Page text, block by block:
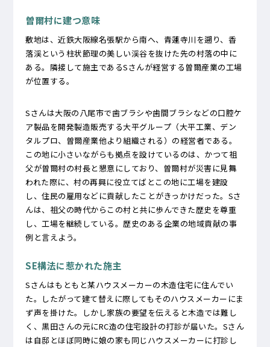
曽爾村に建つ意味
敷地は、近鉄大阪線名張駅から南へ、青蓮寺川を遡り、香
落渓という柱状節理の美しい渓谷を抜けた先の村落の中に
ある。隣接して施主であるSさんが経営する曽爾産業の工場
が位置する。
Sさんは大阪の八尾市で歯ブラシや歯間ブラシなどの口腔ケ
ア製品を開発製造販売する大平グループ（大平工業、デン
タルプロ、曽爾産業他より組織される）の経営者である。
この地に小さいながらも拠点を設けているのは、かつて祖
父が曽爾村の村長と懇意にしており、曽爾村が災害に見舞
われた際に、村の再興に役立てばとこの地に工場を建設
し、住民の雇用などに貢献したことがきっかけだった。Sさ
んは、祖父の時代からこの村と共に歩んできた歴史を尊重
し、工場を継続している。歴史のある企業の地域貢献の事
例と言えよう。
SE構法に惹かれた施主
Sさんはもともと某ハウスメーカーの木造住宅に住んでい
た。したがって建て替えに際してもそのハウスメーカーにま
ず声を掛けた。しかし家族の要望を伝えると木造では難し
く、黒田さんの元にRC造の住宅設計の打診が届いた。Sさん
は自邸とほぼ同時に娘の家も同じハウスメーカーに打診し